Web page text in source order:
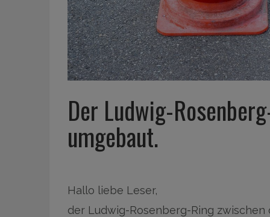
Der Ludwig-
umgebaut.
Hallo liebe Leser,
der Ludwig-Rosenberg-Ring